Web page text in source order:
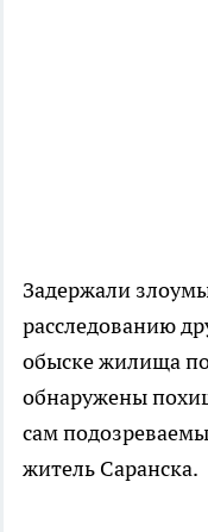
Задержали
расследованию
обыске жилища
обнаружены
сам
житель Саранска.